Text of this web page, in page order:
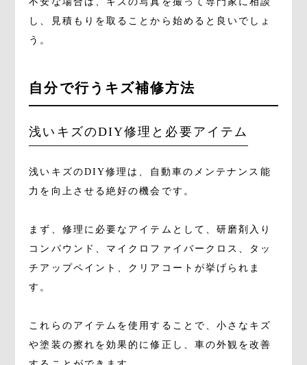
し、見積もりを取ることから始めると良いでしょ
う。
自分で行うキズ補修方法
浅いキズのDIY修理と必要アイテム
浅いキズのDIY修理は、自動車のメンテナンス能
力を向上させる絶好の機会です。
まず、修理に必要なアイテムとして、研磨剤入り
コンパウンド、マイクロファイバークロス、タッ
チアップペイント、クリアコートが挙げられま
す。
これらのアイテムを使用することで、小さなキズ
や塗装の擦れを効果的に修正し、車の外観を改善